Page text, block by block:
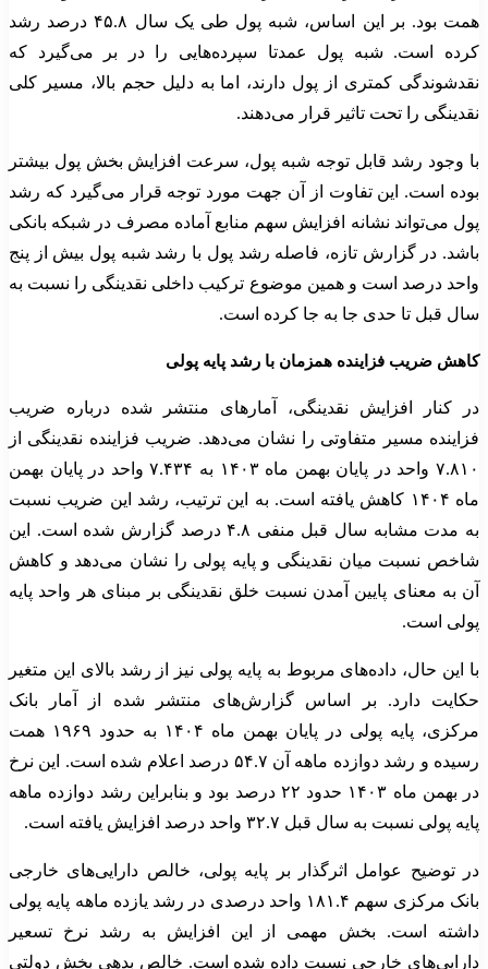
همت بود. بر این اساس، شبه پول طی یک سال ۴۵.۸ درصد رشد
کرده است. شبه پول عمدتا سپرده‌هایی را در بر می‌گیرد که
نقدشوندگی کمتری از پول دارند، اما به دلیل حجم بالا، مسیر کلی
نقدینگی را تحت تاثیر قرار می‌دهند.
با وجود رشد قابل توجه شبه پول، سرعت افزایش بخش پول بیشتر
بوده است. این تفاوت از آن جهت مورد توجه قرار می‌گیرد که رشد
پول می‌تواند نشانه افزایش سهم منابع آماده مصرف در شبکه بانکی
باشد. در گزارش تازه، فاصله رشد پول با رشد شبه پول بیش از پنج
واحد درصد است و همین موضوع ترکیب داخلی نقدینگی را نسبت به
سال قبل تا حدی جا به جا کرده است.
کاهش ضریب فزاینده همزمان با رشد پایه پولی
در کنار افزایش نقدینگی، آمارهای منتشر شده درباره ضریب
فزاینده مسیر متفاوتی را نشان می‌دهد. ضریب فزاینده نقدینگی از
۷.۸۱۰ واحد در پایان بهمن ماه ۱۴۰۳ به ۷.۴۳۴ واحد در پایان بهمن
ماه ۱۴۰۴ کاهش یافته است. به این ترتیب، رشد این ضریب نسبت
به مدت مشابه سال قبل منفی ۴.۸ درصد گزارش شده است. این
شاخص نسبت میان نقدینگی و پایه پولی را نشان می‌دهد و کاهش
آن به معنای پایین آمدن نسبت خلق نقدینگی بر مبنای هر واحد پایه
پولی است.
با این حال، داده‌های مربوط به پایه پولی نیز از رشد بالای این متغیر
حکایت دارد. بر اساس گزارش‌های منتشر شده از آمار بانک
مرکزی، پایه پولی در پایان بهمن ماه ۱۴۰۴ به حدود ۱۹۶۹ همت
رسیده و رشد دوازده ماهه آن ۵۴.۷ درصد اعلام شده است. این نرخ
در بهمن ماه ۱۴۰۳ حدود ۲۲ درصد بود و بنابراین رشد دوازده ماهه
پایه پولی نسبت به سال قبل ۳۲.۷ واحد درصد افزایش یافته است.
در توضیح عوامل اثرگذار بر پایه پولی، خالص دارایی‌های خارجی
بانک مرکزی سهم ۱۸۱.۴ واحد درصدی در رشد یازده ماهه پایه پولی
داشته است. بخش مهمی از این افزایش به رشد نرخ تسعیر
دارایی‌های خارجی نسبت داده شده است. خالص بدهی بخش دولتی